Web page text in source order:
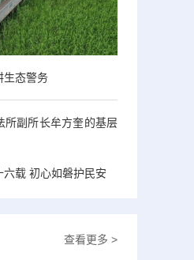
生态警务
所副所长牟方奎的基层
载 初心如磐护民安
查看更多 >